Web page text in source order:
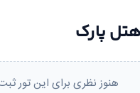
پارک
هنوز نظری برای این تور